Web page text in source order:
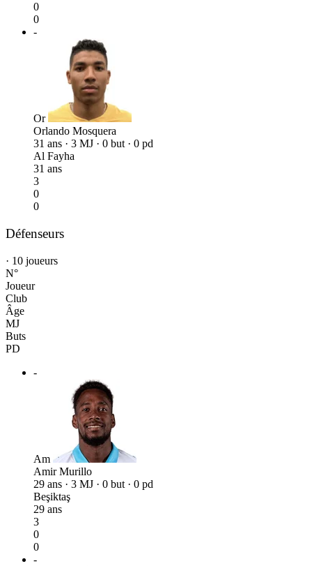
0
0
-
Or
Orlando Mosquera
31 ans · 3 MJ · 0 but · 0 pd
Al Fayha
31 ans
3
0
0
Défenseurs
· 10 joueurs
N°
Joueur
Club
Âge
MJ
Buts
PD
-
Am
Amir Murillo
29 ans · 3 MJ · 0 but · 0 pd
Beşiktaş
29 ans
3
0
0
-